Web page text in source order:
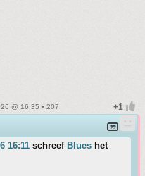
@ 16:35 • 207
16:11 schreef Blues het